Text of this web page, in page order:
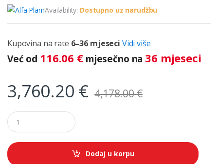
Availability: Dostupno uz narudžbu
Kupovina na rate 6–36 mjeseci Vidi više
Već od 116.06 €mjesečno na 36 mjeseci
3,760.20 € 4,178.00€
Q
u
a
t
i
Dodaj u korpu